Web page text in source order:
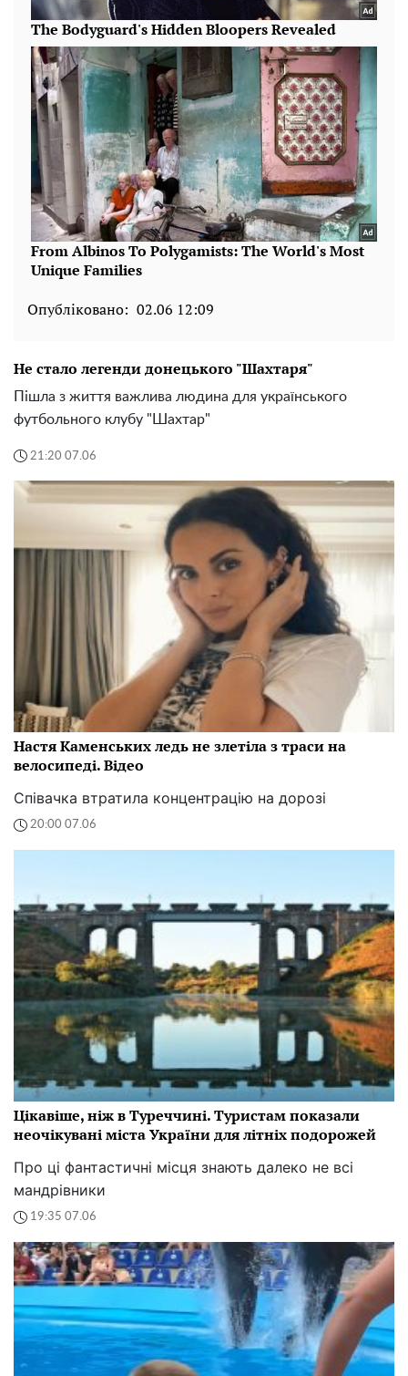
Опубліковано: 02.06 12:09
Не стало легенди донецького "Шахтаря"
Пішла з життя важлива людина для українського
футбольного клубу "Шахтар"
21:20 07.06
Настя Каменських ледь не злетіла з траси на
велосипеді. Відео
Співачка втратила концентрацію на дорозі
20:00 07.06
Цікавіше, ніж в Туреччині. Туристам показали
неочікувані міста України для літніх подорожей
Про ці фантастичні місця знають далеко не всі
мандрівники
19:35 07.06